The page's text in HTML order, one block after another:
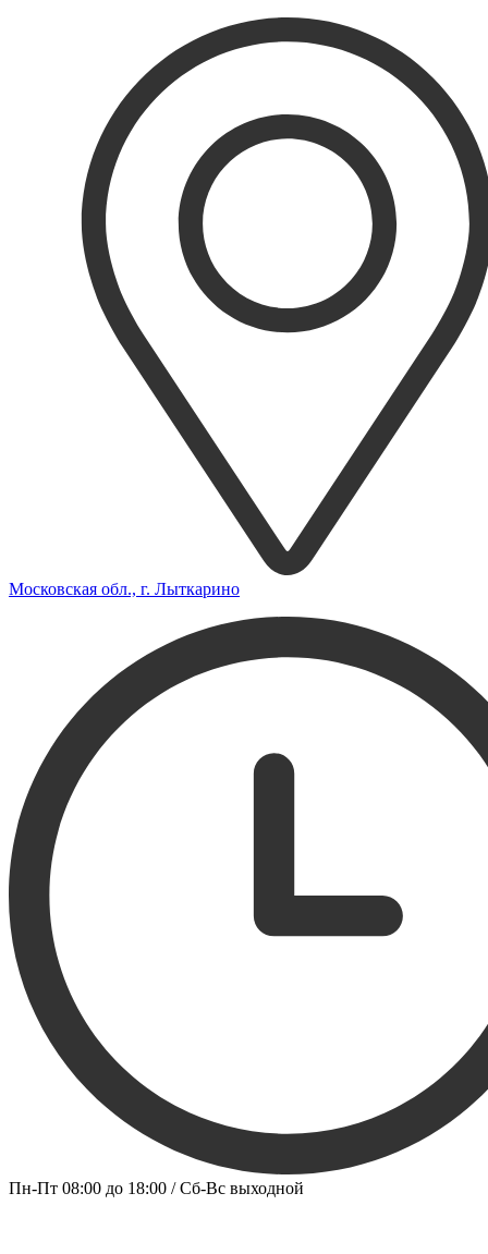
Московская обл., г. Лыткарино
Пн-Пт 08:00 до 18:00 / Сб-Вс выходной